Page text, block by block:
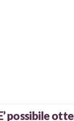
possibile